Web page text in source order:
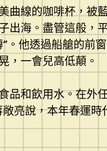
曲線的咖啡杯，
出海。盡管這般
。他透過船艙的
，一會兒高低顛。
品和飲用水。在
亮說，本年春運